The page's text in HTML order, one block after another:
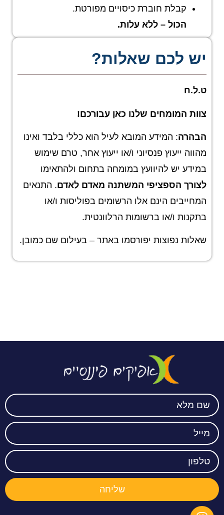
קבלת חוברת כיסויים מפורטת.
הכול – ללא עלות.
יש לכם שאלות?
ט.ל.ח
צוות המומחים שלנו כאן עבורכם!
הבהרה: המידע המובא לעיל הוא כללי בלבד ואינו
מהווה ייעוץ פנסיוני ו/או ייעוץ אחר, טרם שימוש
במידע יש להיוועץ במומחה בתחום ולהתאימו
לצורך הספציפי המשתנה מאדם לאדם. התנאים
המחייבים הינם אלו הרשומים בפוליסות ו/או
בתקנות ו/או ברשומות הרלוונטית.
שאלות נפוצות יפורסמו באתר – בעילום שם כמובן.
שליחה